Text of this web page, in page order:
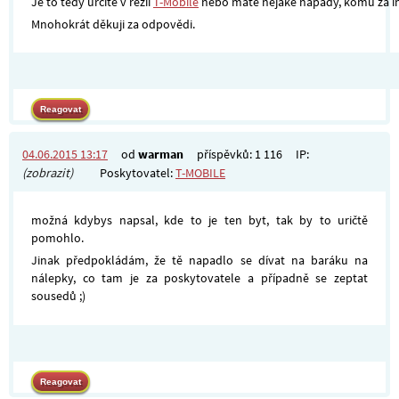
Mnohokrát děkuji za odpovědi.
04.06.2015 13:17 od warman příspěvků: 1 116
IP:
(zobrazit)
Poskytovatel:T-MOBILE
možná kdybys napsal, kde to je ten byt, tak by to uričtě
pomohlo.
Jinak předpokládám, že tě napadlo se dívat na baráku na
nálepky, co tam je za poskytovatele a případně se zeptat
sousedů ;)